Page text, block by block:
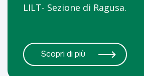
LILT- Sezione di Ragusa.
Scopri di più